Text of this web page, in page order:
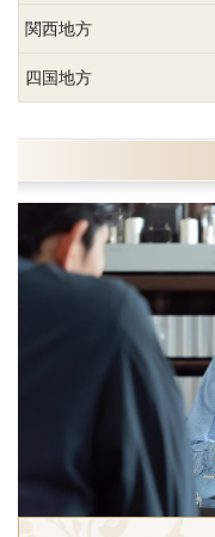
関西地方
四国地方